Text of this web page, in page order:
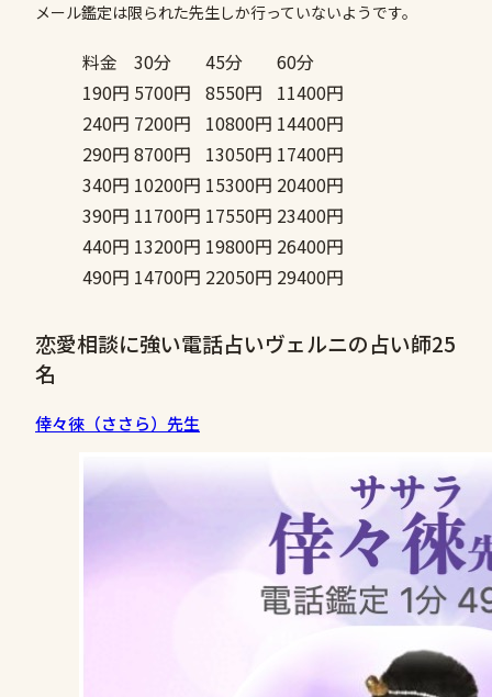
メール鑑定は限られた先生しか行っていないようです。
料金 30分 45分
60分
190円 5700円 8550円
11400円
240円 7200円 10800円 14400円
290円 8700円 13050円 17400円
340円 10200円 15300円 20400円
390円 11700円 17550円 23400円
440円 13200円 19800円 26400円
490円 14700円 22050円 29400円
恋愛相談に強い電話占いヴェルニの占い師25
名
倖々徠（ささら）先生